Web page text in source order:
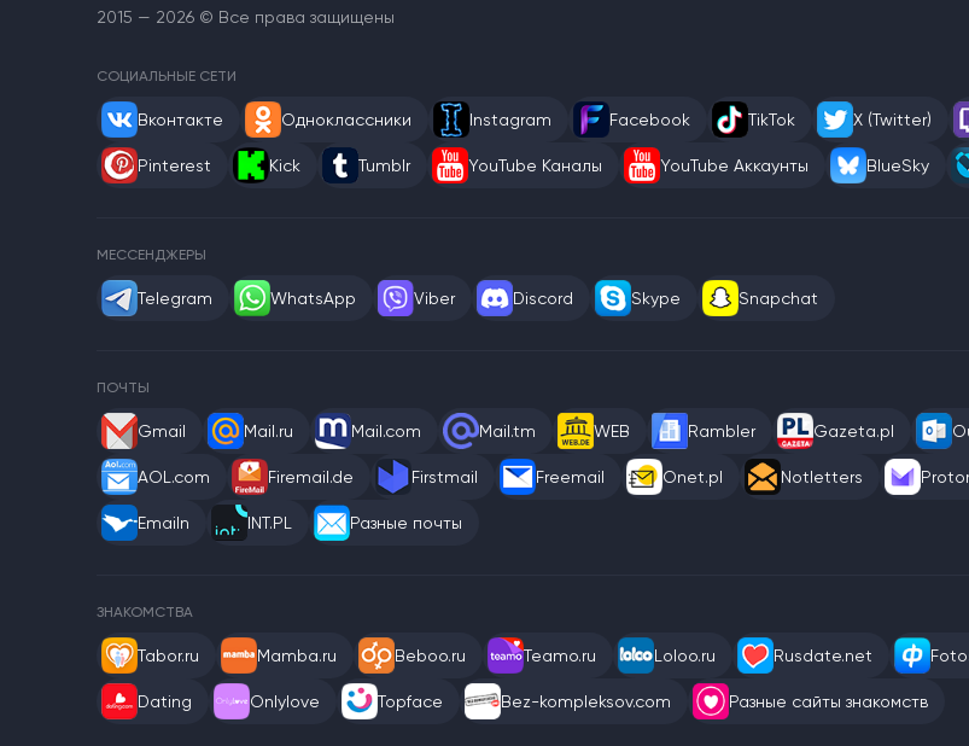
2015 — 2026 © Все права защищены
СОЦИАЛЬНЫЕ СЕТИ
Вконтакте Одноклассники Instagram Facebook TikTok X (Twitter)
Pinterest Kick Tumblr YouTube Каналы YouTube Аккаунты BlueSky
МЕССЕНДЖЕРЫ
Telegram WhatsApp Viber Discord Skype Snapchat
ПОЧТЫ
Gmail Mail.ru Mail.com Mail.tm WEB Rambler Gazeta.pl
AOL.com Firemail.de Firstmail Freemail Onet.pl Notletters
Emailn INT.PL Разные почты
ЗНАКОМСТВА
Tabor.ru Mamba.ru Beboo.ru Teamo.ru Loloo.ru Rusdate.net
Dating Onlylove Topface Bez-kompleksov.com Разные сайты знакомств